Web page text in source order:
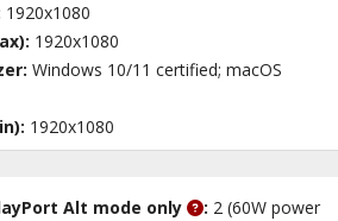
1920x1080
1920x1080
Windows 10/11 certified; macOS
1920x1080
Alt mode only
: 2 (60W power